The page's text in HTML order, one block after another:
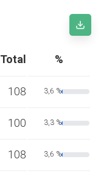
Total %
108 3,6 %
100 3,3 %
108 3,6 %